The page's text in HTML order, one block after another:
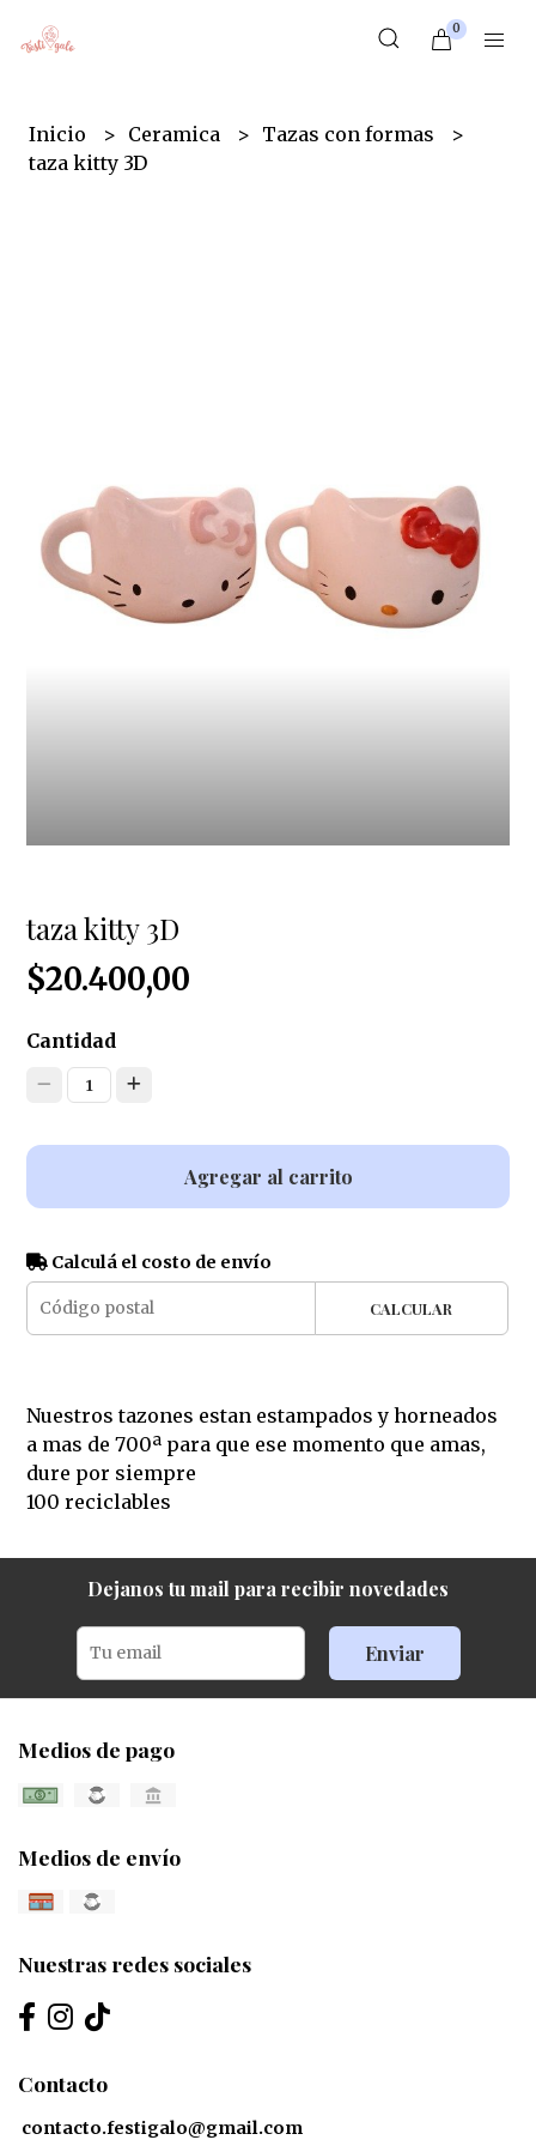
0
Inicio Ceramica
Tazas con formas
taza kitty 3D
taza kitty 3D
$20.400,00
Cantidad
1
Agregar al carrito
Calculá el costo de envío
CALCULAR
Nuestros tazones estan estampados y horneados
a mas de 700ª para que ese momento que amas,
dure por siempre
100 reciclables
Dejanos tu mail para recibir novedades
Enviar
Medios de pago
Medios de envío
Nuestras redes sociales
Contacto
contacto.festigalo@gmail.com